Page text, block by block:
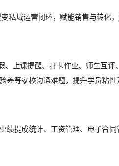
私域运营闭环，赋能销售与转化，
上课提醒、打卡作业、师生互评
等家校沟通难题，提升学员粘性
绩提成统计、工资管理、电子合